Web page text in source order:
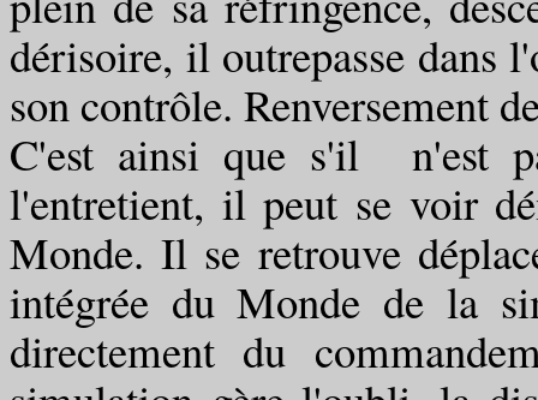
dérisoire, il outrepasse dans
son contrôle. Renversement
C'est ainsi que s'il n'est
l'entretient, il peut se voir
Monde. Il se retrouve
intégrée du Monde de la
directement du